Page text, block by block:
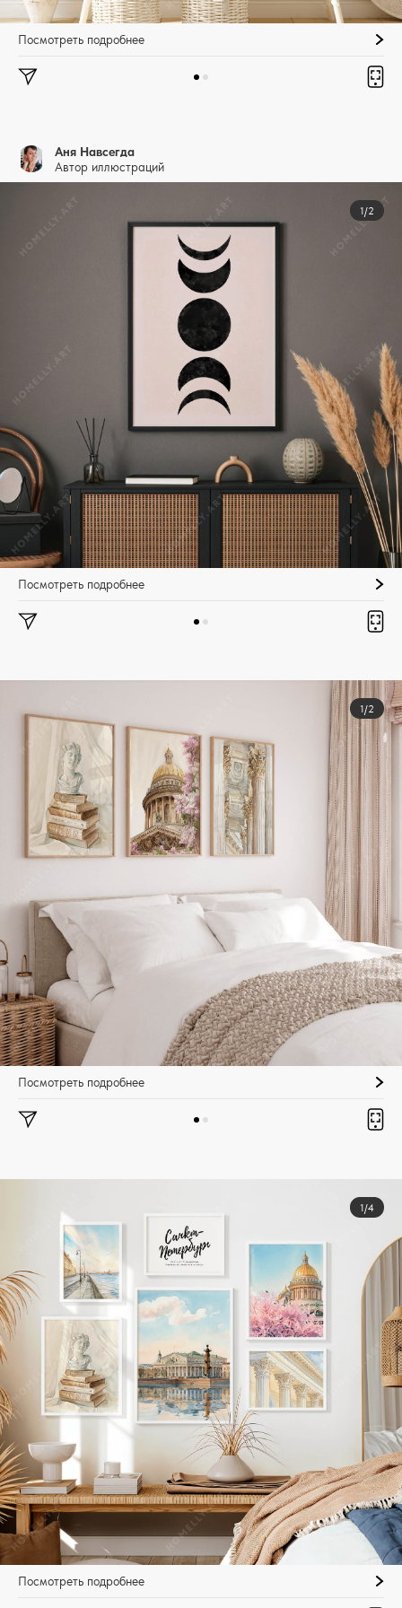
Посмотреть подробнее
Аня Навсегда
Автор иллюстраций
1/2
Посмотреть подробнее
1/2
Посмотреть подробнее
1/4
Посмотреть подробнее